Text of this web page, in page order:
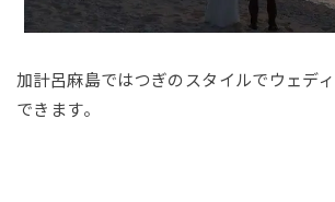
加計呂麻島ではつぎのスタイルでウェデ
できます。